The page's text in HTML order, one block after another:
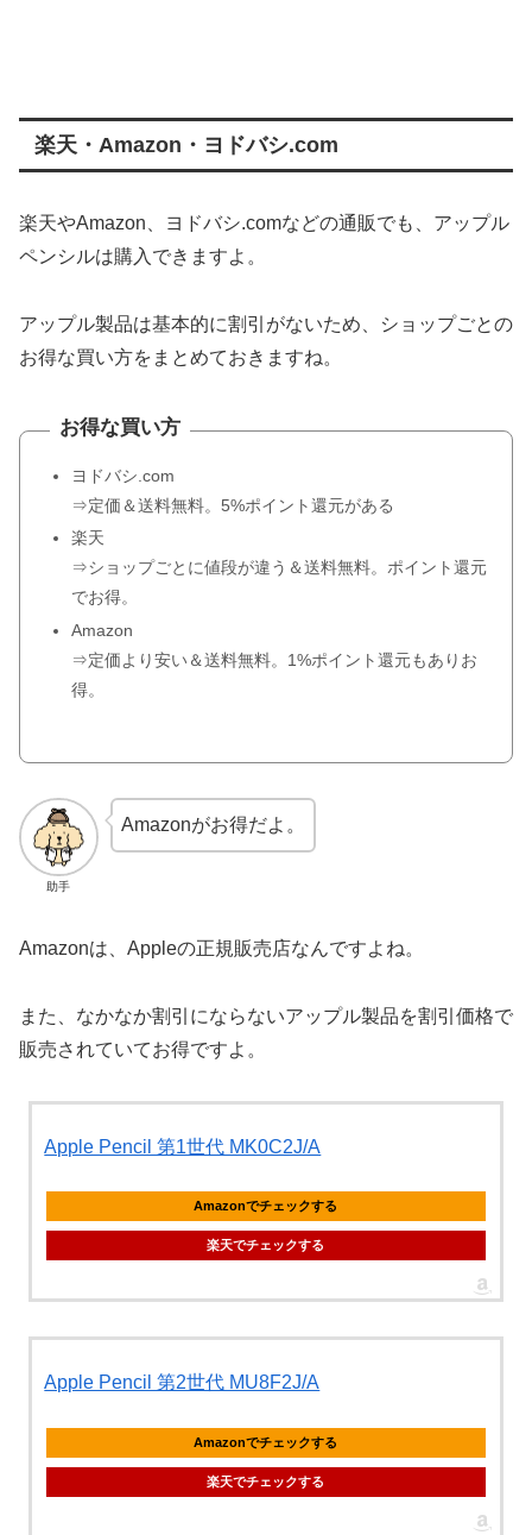
楽天・Amazon・ヨドバシ.com
楽天やAmazon、ヨドバシ.comなどの通販でも、アップル
ペンシルは購入できますよ。
アップル製品は基本的に割引がないため、ショップごとの
お得な買い方をまとめておきますね。
お得な買い方
ヨドバシ.com
⇒定価＆送料無料。5%ポイント還元がある
楽天
⇒ショップごとに値段が違う＆送料無料。ポイント還元
でお得。
Amazon
⇒定価より安い＆送料無料。1%ポイント還元もありお
得。
助手
Amazonがお得だよ。
Amazonは、Appleの正規販売店なんですよね。
また、なかなか割引にならないアップル製品を割引価格で
販売されていてお得ですよ。
Apple Pencil 第1世代 MK0C2J/A
Amazonでチェックする
楽天でチェックする
Apple Pencil 第2世代 MU8F2J/A
Amazonでチェックする
楽天でチェックする